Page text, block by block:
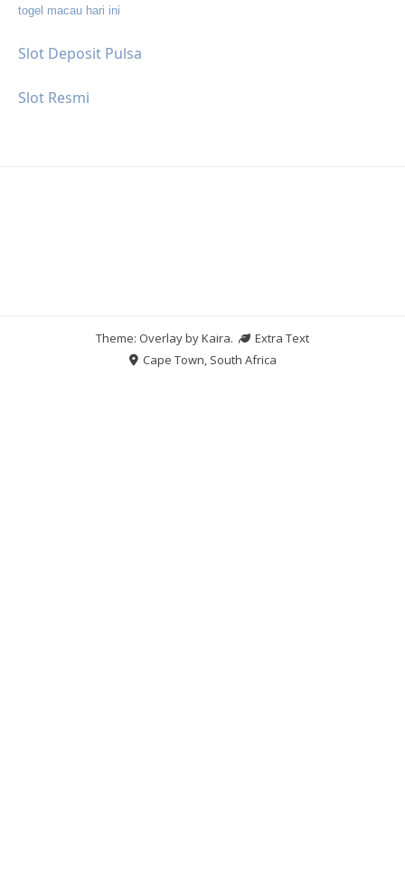
togel macau hari ini
Slot Deposit Pulsa
Slot Resmi
Theme: Overlay byKaira.
Extra Text
Cape Town, South Africa